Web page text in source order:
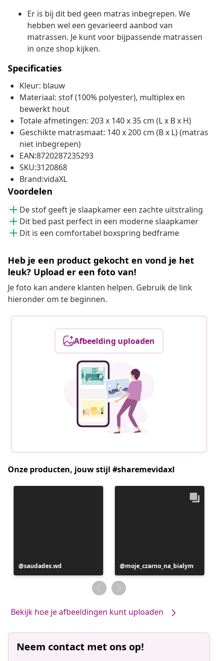
Er is bij dit bed geen matras inbegrepen. We
hebben wel een gevarieerd aanbod van
matrassen. Je kunt voor bijpassende matrassen
in onze shop kijken.
Specificaties
Kleur: blauw
Materiaal: stof (100% polyester), multiplex en
bewerkt hout
Totale afmetingen: 203 x 140 x 35 cm (L x B x H)
Geschikte matrasmaat: 140 x 200 cm (B x L) (matras
niet inbegrepen)
EAN:8720287235293
SKU:3120868
Brand:vidaXL
Voordelen
De stof geeft je slaapkamer een zachte uitstraling
Dit bed past perfect in een moderne slaapkamer
Dit is een comfortabel boxspring bedframe
Heb je een product gekocht en vond je het
leuk? Upload er een foto van!
Je foto kan andere klanten helpen. Gebruik de link
hieronder om te beginnen.
Afbeelding uploaden
Onze producten, jouw stijl #sharemevidaxl
Bericht
gepubliceerd
saudades.wd
Bericht
gepubliceerd
door
moje_czarno_na_bialym
Bekijk hoe je afbeeldingen kunt uploaden
Neem contact met ons op!